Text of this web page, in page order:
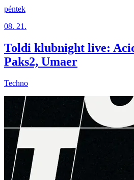
péntek
08. 21.
Toldi klubnight live:
Paks2, Umaer
Techno